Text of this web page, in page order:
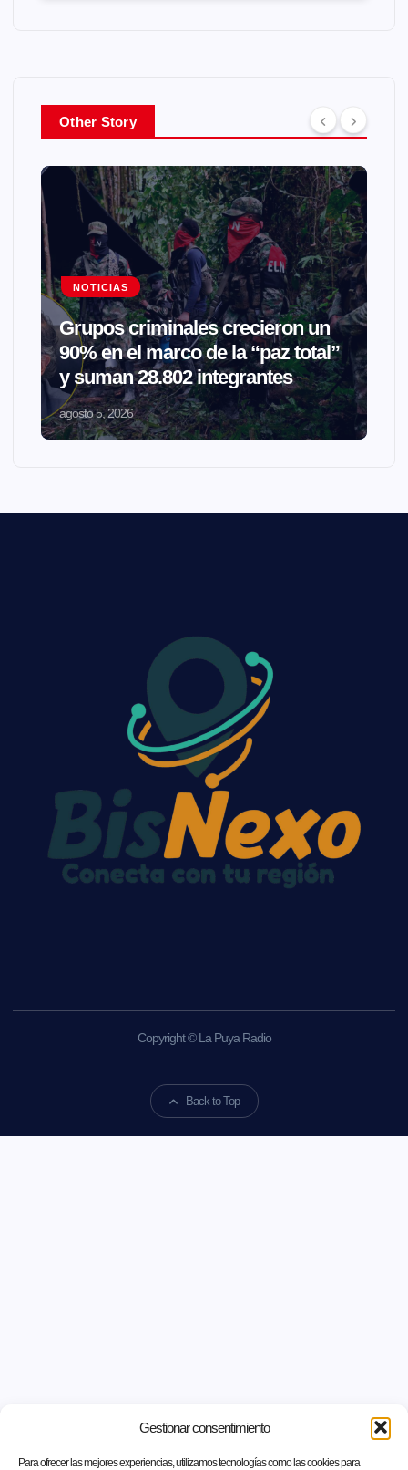
Gestionar consentimiento
Para ofrecer las mejores experiencias, utilizamos tecnologías como las cookies para
Other Story
NOTICIAS
Grupos criminales crecieron un
90% en el marco de la “paz total”
y suman 28.802 integrantes
agosto 5, 2026
Copyright © La Puya Radio
Back to Top